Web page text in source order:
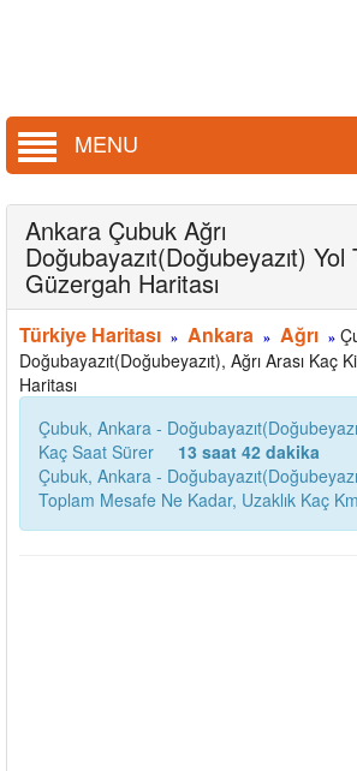
MENU
Ankara Çubuk Ağrı
Doğubayazıt(Doğubeyazıt) Yol
Güzergah Haritası
Türkiye Haritası » Ankara » Ağrı »
Doğubayazıt(Doğubeyazıt), Ağrı Arası Kaç
Haritası
Çubuk, Ankara -
Kaç Saat Sürer
13 saat 42 dakika
Çubuk, Ankara -
Toplam Mesafe Ne Kadar, Uzaklık Kaç